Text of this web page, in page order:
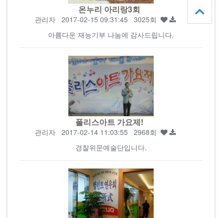
온누리 아리랑3회
관리자2017-02-15 09:31:45 3025회
아름다운 재능기부 나눔에 감사드립니다.
폴리스아트 가요제!
관리자2017-02-14 11:03:55 2968회
경찰위문예술단입니다.